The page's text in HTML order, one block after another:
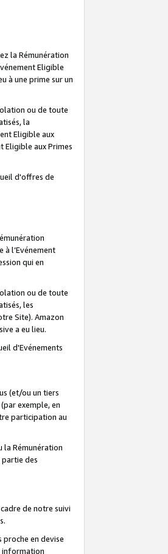
la Rémunération
Eligible
à une prime sur un
ou de toute
la
Eligible aux
Eligible aux Primes
d'offres de
l’Evénement
qui en
ou de toute
les
Site). Amazon
a eu lieu.
d'Evénements
(et/ou un tiers
exemple, en
participation au
la Rémunération
des
de notre suivi
proche en devise
information